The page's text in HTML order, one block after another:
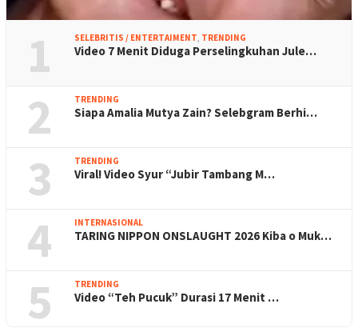
1 SELEBRITIS / ENTERTAIMENT, TRENDING
Video 7 Menit Diduga Perselingkuhan Jule…
2 TRENDING
Siapa Amalia Mutya Zain? Selebgram Berhi…
3 TRENDING
Viral! Video Syur “Jubir Tambang M…
4 INTERNASIONAL
TARING NIPPON ONSLAUGHT 2026 Kiba o Muk…
5 TRENDING
Video “Teh Pucuk” Durasi 17 Menit …